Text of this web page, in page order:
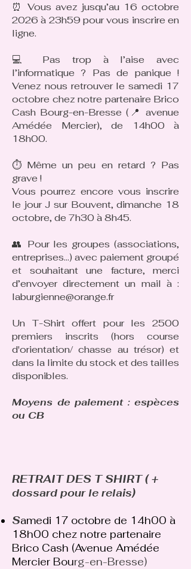
⏰ Vous avez jusqu’au 16 octobre
2026 à 23h59 pour vous inscrire en
ligne.
💻 Pas trop à l’aise avec
l’informatique ? Pas de panique !
Venez nous retrouver le samedi 17
octobre chez notre partenaire Brico
Cash Bourg-en-Bresse (📍 avenue
Amédée Mercier), de 14h00 à
18h00.
⏱ Même un peu en retard ? Pas
grave !
Vous pourrez encore vous inscrire
le jour J sur Bouvent, dimanche 18
octobre, de 7h30 à 8h45.
👥 Pour les groupes (associations,
entreprises…) avec paiement groupé
et souhaitant une facture, merci
d’envoyer directement un mail à :
laburgienne@orange.fr
Un T-Shirt offert pour les 2500
premiers inscrits (hors course
d'orientation/ chasse au trésor) et
dans la limite du stock et des tailles
disponibles.
Moyens de paiement : espèces
ou CB
RETRAIT DES T SHIRT ( +
dossard pour le relais)
Samedi 17 octobre de 14h00 à
18h00 chez notre partenaire
Brico Cash (Avenue Amédée
Mercier Bourg-en-Bresse)